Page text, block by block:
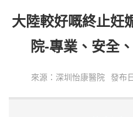
大陸較好嘅終止妊
院-專業、安全
來源：深圳怡康醫院 發布